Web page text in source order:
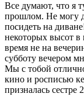
Все думают, что я
прошлом. Не могу
посидеть на
некоторых высот в
время не на
субботу вечером
Мы с тобой
кино и росписью
призналась сестре